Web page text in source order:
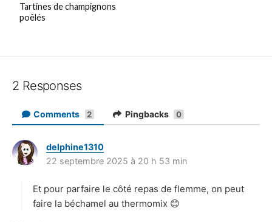
Tartines de champignons
poêlés
2 Responses
Comments 2 Pingbacks 0
delphine1310
:
22 septembre 2025 à 20 h 53 min
Et pour parfaire le côté repas de flemme, on peut
faire la béchamel au thermomix 😊